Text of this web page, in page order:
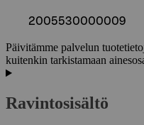
2005530000009
Päivitämme palvelun
kuitenkin tarkistamaan
Ravintosisältö